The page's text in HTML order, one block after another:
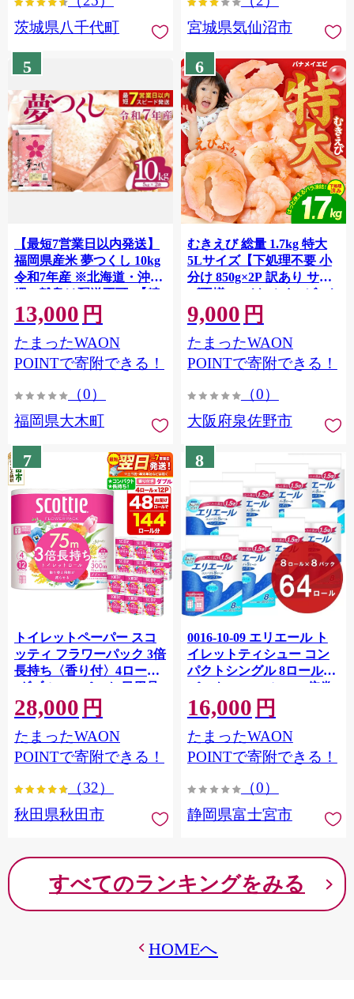
茨城県八千代町
宮城県気仙沼市
5
【最短7営業日以内発送】
福岡県産米 夢つくし 10kg
令和7年産 ※北海道・沖
縄・離島は配送不可 |【精
米 単一米 単一原料米 7年
産 国産 お米 ブランド米
5kg × 2 ゆめつくし】
CY009_01
13,000 円
たまったWAON
POINTで寄附できる！
（0）
福岡県大木町
6
むきえび 総量 1.7kg 特大
5Lサイズ【下処理不要 小
分け 850g×2P 訳あり サイ
ズ不揃い バナメイエビ バ
ラ凍結】 G4142
9,000 円
たまったWAON
POINTで寄附できる！
（0）
大阪府泉佐野市
7
トイレットペーパー スコ
ッティ フラワーパック 3倍
長持ち〈香り付〉4ロール
(ダブル)×12パック 日用品
最短翌日発送 [スコッティ
フラワーパック トイレッ
トペーパー 日本製紙クレ
シア] 秋田県秋田市
28,000 円
たまったWAON
POINTで寄附できる！
（32）
秋田県秋田市
8
0016-10-09 エリエール ト
イレットティシュー コン
パクトシングル 8ロール×8
パック 64ロール 1.5倍巻
82.5m トイレットペーパー
シングル パルプ100％ 香り
つき 日用品 消耗品 備蓄
16,000 円
たまったWAON
POINTで寄附できる！
（0）
静岡県富士宮市
すべてのランキングをみる
HOMEへ